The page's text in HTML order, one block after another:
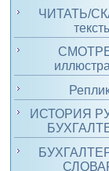
ЧИТАТЬ/
ИСТОРИЯ